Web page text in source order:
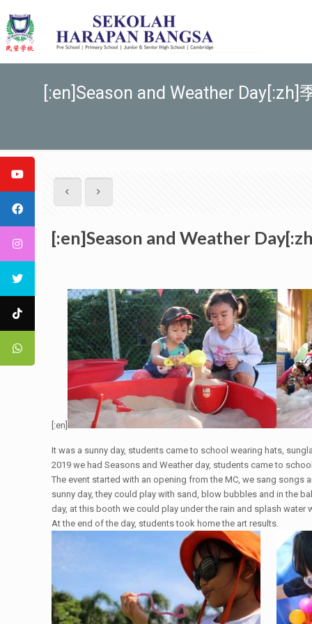
[:en]Season and Weather
[:en]Season and Weather
[:en]
It was a sunny day, students came to school wearing hats,
2019 we had Seasons and Weather day, students came to
The event started with an opening from the MC, we sang
sunny day, they could play with sand, blow bubbles and in the
day, at this booth we could play under the rain and splash
At the end of the day, students took home the art results.